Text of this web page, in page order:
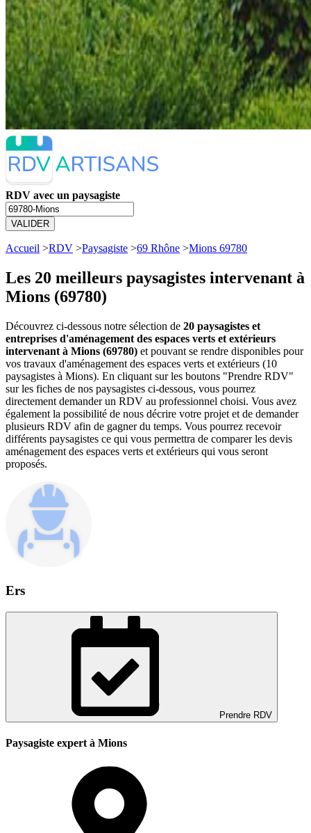
RDV avec un paysagiste
VALIDER
Accueil >RDV >Paysagiste >69 Rhône >Mions 69780
Les 20 meilleurs paysagistes intervenant à
Mions (69780)
Découvrez ci-dessous notre sélection de 20 paysagistes et
entreprises d'aménagement des espaces verts et extérieurs
intervenant à Mions (69780) et pouvant se rendre disponibles pour
vos travaux d'aménagement des espaces verts et extérieurs (10
paysagistes à Mions). En cliquant sur les boutons "Prendre RDV"
sur les fiches de nos paysagistes ci-dessous, vous pourrez
directement demander un RDV au professionnel choisi. Vous avez
également la possibilité de nous décrire votre projet et de demander
plusieurs RDV afin de gagner du temps. Vous pourrez recevoir
différents paysagistes ce qui vous permettra de comparer les devis
aménagement des espaces verts et extérieurs qui vous seront
proposés.
Ers
Prendre RDV
Paysagiste expert à Mions